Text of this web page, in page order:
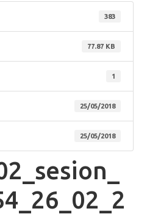
383
77.87 KB
1
25/05/2018
25/05/2018